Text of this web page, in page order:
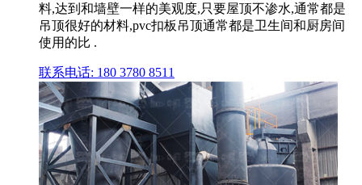
料,达到和墙壁一样的美观度,只要屋顶不渗水,通常都是
吊顶很好的材料,pvc扣板吊顶通常都是卫生间和厨房间
使用的比 .
联系电话: 180 3780 8511